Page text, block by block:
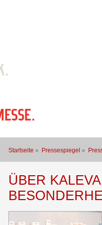
Startseite » Pressespiegel »
ÜBER